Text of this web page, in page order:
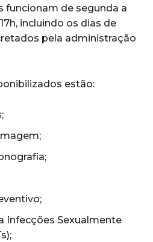
funcionam de segunda a
incluindo os dias de
pela administração
estão:
Infecções Sexualmente